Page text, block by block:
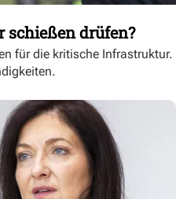
schießen drüfen?
für die kritische Infrastruktur.